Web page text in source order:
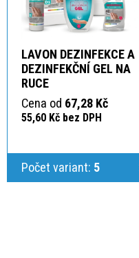
LAVON DEZINFEKCE A
DEZINFEKČNÍ GEL NA
RUCE
Cena od 67,28 Kč
55,60 Kč bez DPH
Počet variant: 5